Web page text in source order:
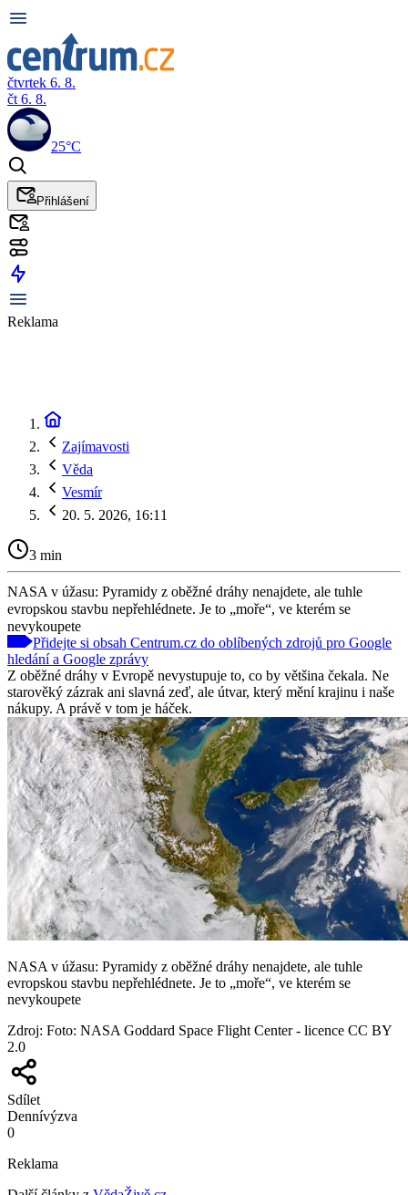
čtvrtek 6. 8.
čt 6. 8.
25°C
Přihlášení
Reklama
Zajímavosti
Věda
Vesmír
20. 5. 2026, 16:11
3 min
NASA v úžasu: Pyramidy z oběžné dráhy nenajdete, ale tuhle
evropskou stavbu nepřehlédnete. Je to „moře“, ve kterém se
nevykoupete
Přidejte si obsah Centrum.cz do oblíbených zdrojů pro Google
hledání a Google zprávy
Z oběžné dráhy v Evropě nevystupuje to, co by většina čekala. Ne
starověký zázrak ani slavná zeď, ale útvar, který mění krajinu i naše
nákupy. A právě v tom je háček.
NASA v úžasu: Pyramidy z oběžné dráhy nenajdete, ale tuhle
evropskou stavbu nepřehlédnete. Je to „moře“, ve kterém se
nevykoupete
Zdroj: Foto: NASA Goddard Space Flight Center - licence CC BY
2.0
Sdílet
Dennívýzva
0
Reklama